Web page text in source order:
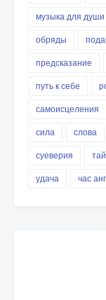
музыка для души
обряды
предсказание
путь к себе
самоисцеления
сила
слова
суеверия
удача
час